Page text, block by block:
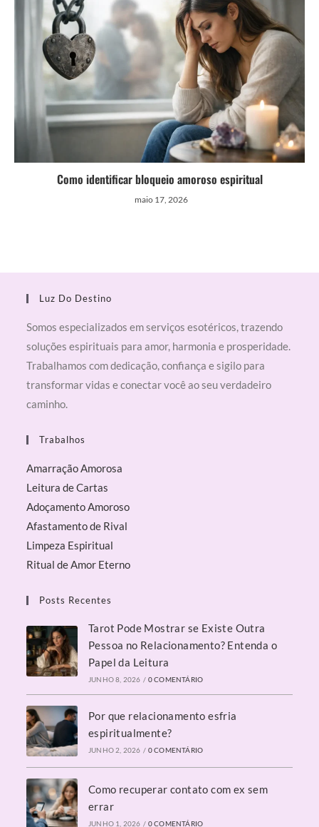
Como identificar bloqueio amoroso espiritual
maio 17, 2026
Luz Do Destino
Somos especializados em serviços esotéricos, trazendo
soluções espirituais para amor, harmonia e prosperidade.
Trabalhamos com dedicação, confiança e sigilo para
transformar vidas e conectar você ao seu verdadeiro
caminho.
Trabalhos
Amarração Amorosa
Leitura de Cartas
Adoçamento Amoroso
Afastamento de Rival
Limpeza Espiritual
Ritual de Amor Eterno
Posts Recentes
Tarot Pode Mostrar se Existe Outra
Pessoa no Relacionamento? Entenda o
Papel da Leitura
JUNHO 8, 2026 / 0 COMENTÁRIO
Por que relacionamento esfria
espiritualmente?
JUNHO 2, 2026 / 0 COMENTÁRIO
Como recuperar contato com ex sem
errar
JUNHO 1, 2026 / 0 COMENTÁRIO